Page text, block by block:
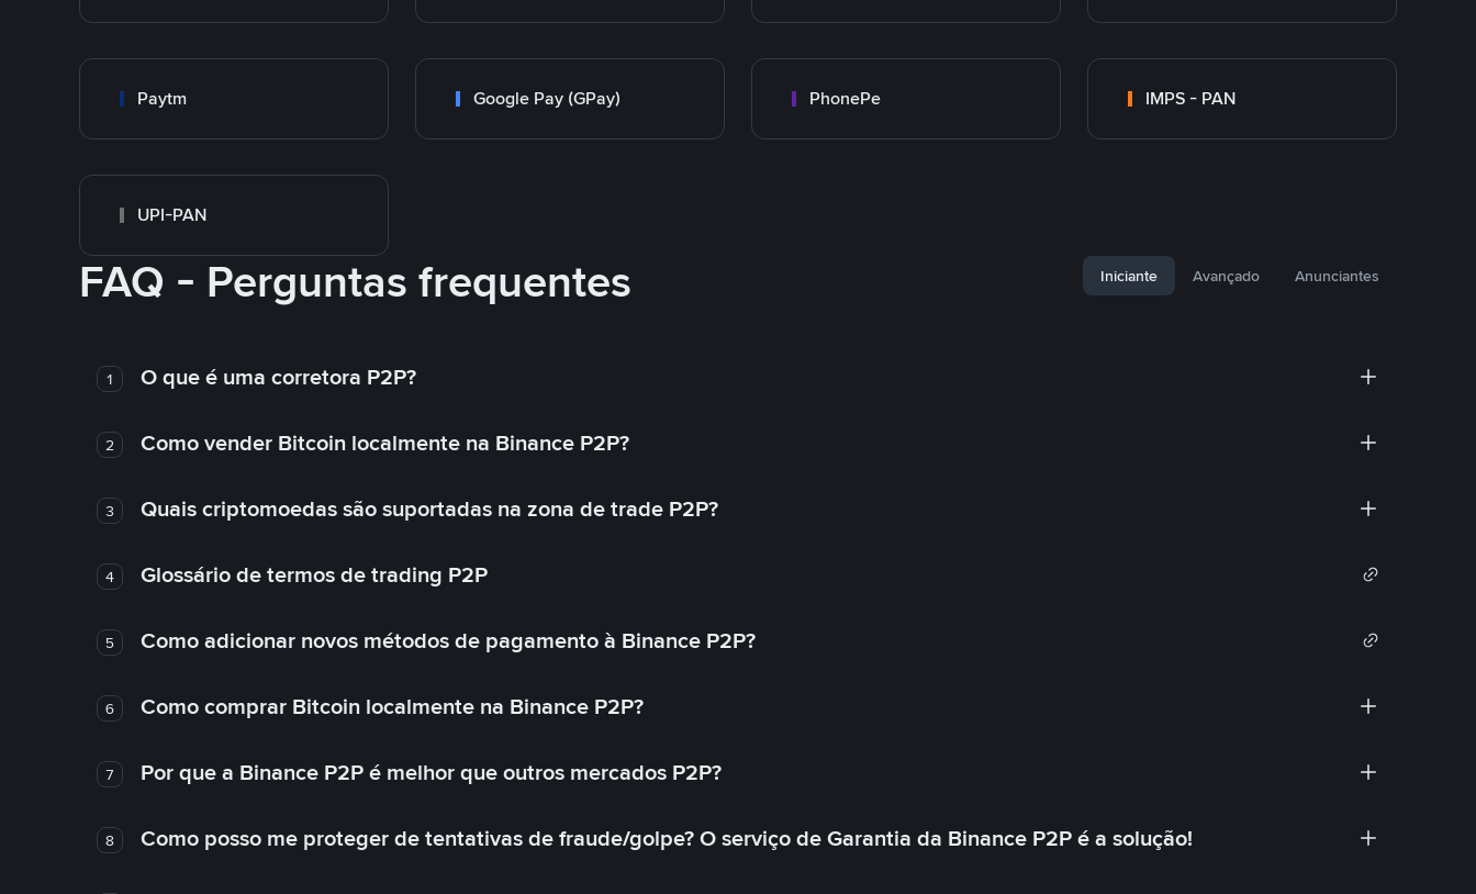
Paytm Google Pay (GPay) PhonePe IMPS - PAN
UPI-PAN
FAQ - Perguntas frequentes Iniciante Avançado Anunciantes
1 O que é uma corretora P2P?
2 Como vender Bitcoin localmente na Binance P2P?
3 Quais criptomoedas são suportadas na zona de trade P2P?
4 Glossário de termos de trading P2P
5 Como adicionar novos métodos de pagamento à Binance P2P?
6 Como comprar Bitcoin localmente na Binance P2P?
7 Por que a Binance P2P é melhor que outros mercados P2P?
8 Como posso me proteger de tentativas de fraude/golpe? O serviço de Garantia da Binance P2P é a solução!